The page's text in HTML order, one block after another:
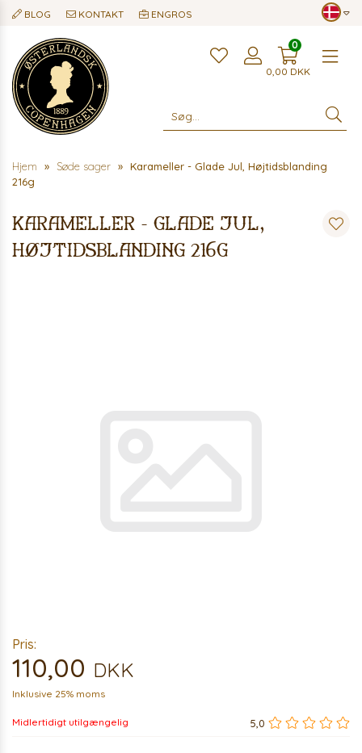
BLOG KONTAKT ENGROS
0,00 DKK
0
Hjem Søde sager
Karameller - Glade Jul, Højtidsblanding
216g
Karameller - Glade Jul,
Højtidsblanding 216g
Pris:
110,00 DKK
Inklusive 25% moms
Midlertidigt utilgængelig 5,0